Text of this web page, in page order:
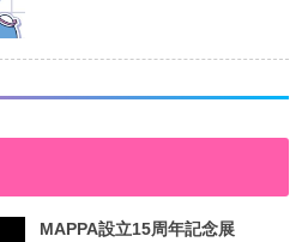
MAPPA設立15周年記念展